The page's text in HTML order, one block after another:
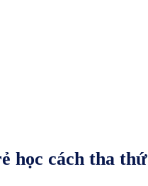
học cách tha thứ